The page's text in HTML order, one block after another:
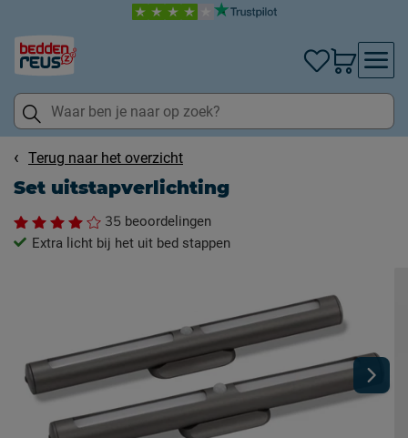
Terug naar het overzicht
Set uitstapverlichting
35 beoordelingen
Extra licht bij het uit bed stappen